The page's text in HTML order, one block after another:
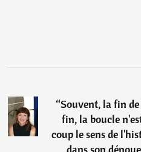
“Souvent, la fin
fin, la boucle
coup le sens de